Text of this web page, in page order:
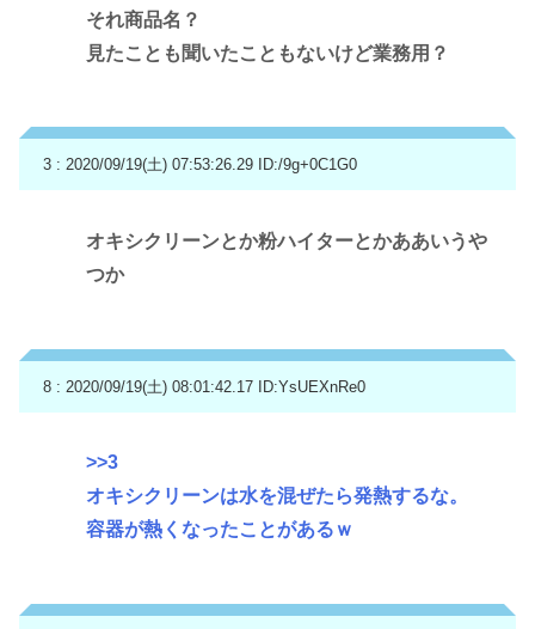
それ商品名？
見たことも聞いたこともないけど業務用？
3 : 2020/09/19(土) 07:53:26.29 ID:/9g+0C1G0
オキシクリーンとか粉ハイターとかああいうや
つか
8 : 2020/09/19(土) 08:01:42.17 ID:YsUEXnRe0
>>3
オキシクリーンは水を混ぜたら発熱するな。
容器が熱くなったことがあるｗ